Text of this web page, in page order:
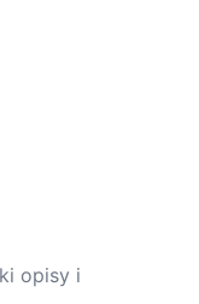
opisy i